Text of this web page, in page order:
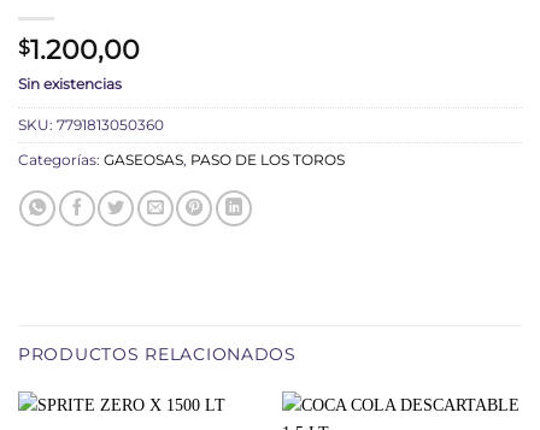
$1.200,00
Sin existencias
SKU: 7791813050360
Categorías: GASEOSAS, PASO DE LOS TOROS
PRODUCTOS RELACIONADOS